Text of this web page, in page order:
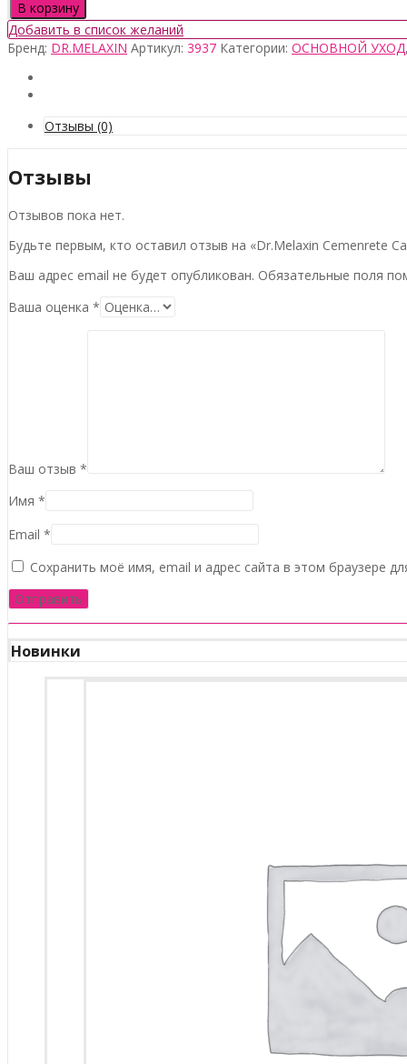
Dr.Melaxin
Cemenrete
Calcium
30мл
В корзину
Добавить в список желаний
Бренд: DR.MELAXIN Артикул: 3937 Категории: ОСНОВНОЙ УХОД
Отзывы (0)
Отзывы
Отзывов пока нет.
Будьте первым, кто оставил отзыв на «Dr.Melaxin Cemenrete
Ваш адрес email не будет опубликован. Обязательные поля
Ваша оценка *
Ваш отзыв *
Имя *
Email *
Сохранить моё имя, email и адрес сайта в этом браузере
Новинки